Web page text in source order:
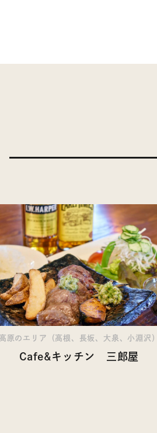
高原のエリア（高根、長坂、大泉、小淵沢）
Cafe&キッチン 三郎屋